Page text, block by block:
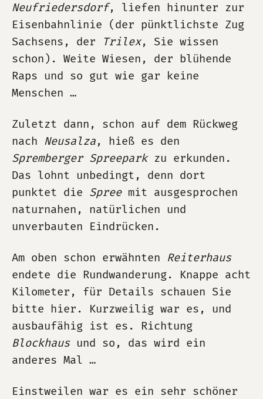
Neufriedersdorf, liefen hinunter zur
Eisenbahnlinie (der pünktlichste Zug
Sachsens, der
Trilex, Sie wissen
schon). Weite Wiesen, der blühende
Raps und so gut wie gar keine
Menschen …
Zuletzt dann, schon auf dem Rückweg
nach Neusalza, hieß es den
Spremberger Spreeparkzu erkunden.
Das lohnt unbedingt, denn dort
punktet die Spreemit ausgesprochen
naturnahen, natürlichen und
unverbauten Eindrücken.
Am oben schon erwähnten Reiterhaus
endete die Rundwanderung. Knappe acht
Kilometer, für Details schauen Sie
bitte hier. Kurzweilig war es, und
ausbaufähig ist es. Richtung
Blockhausund so, das wird ein
anderes Mal …
Einstweilen war es ein sehr schöner